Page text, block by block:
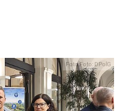
Foto:Foto: DPolG